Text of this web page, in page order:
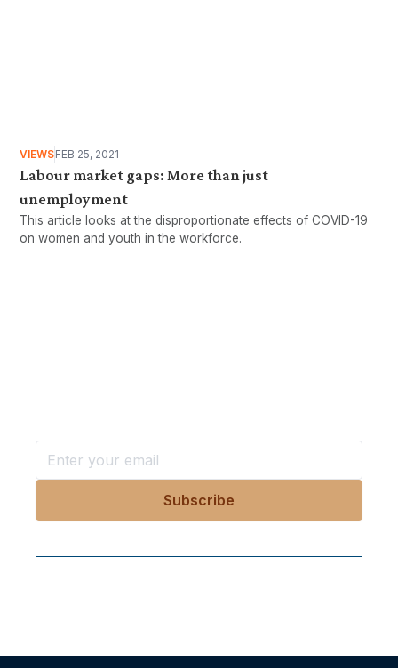
VIEWSFEB 25, 2021
Labour market gaps: More than just
unemployment
This article looks at the disproportionate effects of COVID-19
on women and youth in the workforce.